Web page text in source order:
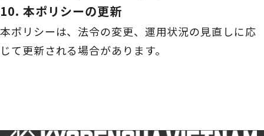
10. 本ポリシーの更新
本ポリシーは、法令の変更、運用状況の見直しに応
じて更新される場合があります。